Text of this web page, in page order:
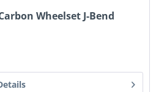
Wheelset J-Bend